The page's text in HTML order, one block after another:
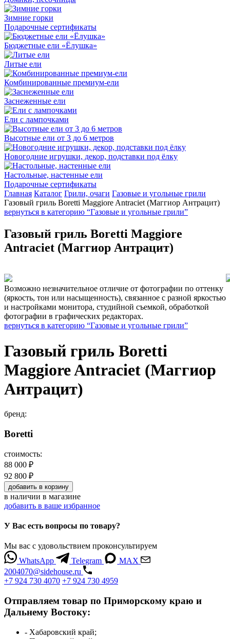
Зимние горки
Подарочные сертификаты
Бюджетные ели «Ёлушка»
Литые ели
Комбинированные премиум-ели
Заснеженные ели
Ели с лампочками
Высотные ели от 3 до 6 метров
Новогодние игрушки, декор, подставки под ёлку
Настольные, настенные ели
Подарочные сертификаты
Главная Каталог Грили, очаги Газовые и угольные грили
Газовый гриль Boretti Maggiore Antraciet (Маггиор Антрацит)
вернуться в категорию “Газовые и угольные грили”
Газовый гриль Boretti Maggiore
Antraciet (Маггиор Антрацит)
Возможно незначительное отличие от фотографии по оттенку
(яркость, тон или насыщенность), связанное с разной яркостью
и настройками монитора, студийной съемкой, обработкой
фотографии в графических редакторах.
вернуться в категорию “Газовые и угольные грили”
Газовый гриль Boretti
Maggiore Antraciet (Маггиор
Антрацит)
бренд:
Boretti
стоимость:
88 000 ₽
92 800 ₽
добавить в корзину
в наличии в магазине
добавить в ваше избранное
У Вас есть вопросы по товару?
Мы вас с удовольствием проконсультируем
WhatsApp
Telegram
MAX
2004070@sidehouse.ru
+7 924 730 4070 +7 924 730 4959
Отправляем товар по Приморскому краю и
Дальнему Востоку:
- Хабаровский край;